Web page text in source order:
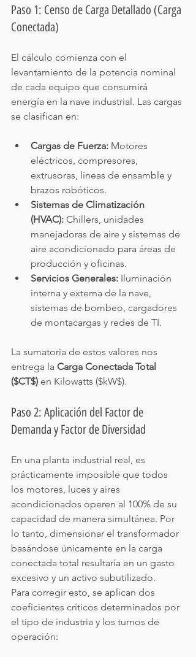
Paso 1: Censo de Carga Detallado (Carga
Conectada)
El cálculo comienza con el
levantamiento de la potencia nominal
de cada equipo que consumirá
energía en la nave industrial. Las cargas
se clasifican en:
Cargas de Fuerza: Motores
eléctricos, compresores,
extrusoras, líneas de ensamble y
brazos robóticos.
Sistemas de Climatización
(HVAC): Chillers, unidades
manejadoras de aire y sistemas de
aire acondicionado para áreas de
producción y oficinas.
Servicios Generales: Iluminación
interna y externa de la nave,
sistemas de bombeo, cargadores
de montacargas y redes de TI.
La sumatoria de estos valores nos
entrega la Carga Conectada Total
($CT$) en Kilowatts ($kW$).
Paso 2: Aplicación del Factor de
Demanda y Factor de Diversidad
En una planta industrial real, es
prácticamente imposible que todos
los motores, luces y aires
acondicionados operen al 100% de su
capacidad de manera simultánea. Por
lo tanto, dimensionar el transformador
basándose únicamente en la carga
conectada total resultaría en un gasto
excesivo y un activo subutilizado.
Para corregir esto, se aplican dos
coeficientes críticos determinados por
el tipo de industria y los turnos de
operación: